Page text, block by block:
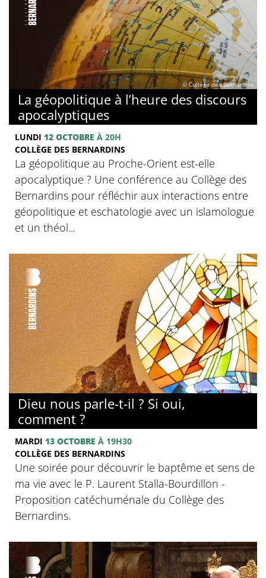
© Collège des Bernardins
La géopolitique à l’heure des discours
apocalyptiques
LUNDI 12 OCTOBRE À 20H
COLLÈGE DES BERNARDINS
La géopolitique au Proche-Orient est-elle
apocalyptique ? Une conférence au Collège des
Bernardins pour réfléchir aux interactions entre
géopolitique et eschatologie avec un islamologue
et un théol...
© Collège des Bernardins
Dieu nous parle-t-il ? Si oui,
comment ?
MARDI 13 OCTOBRE À 19H30
COLLÈGE DES BERNARDINS
Une soirée pour découvrir le baptême et sens de
ma vie avec le P. Laurent Stalla-Bourdillon -
Proposition catéchuménale du Collège des
Bernardins.